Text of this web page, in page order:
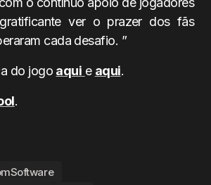
ver o prazer dos fãs
cada desafio. ”
do jogo aqui e aqui.
.